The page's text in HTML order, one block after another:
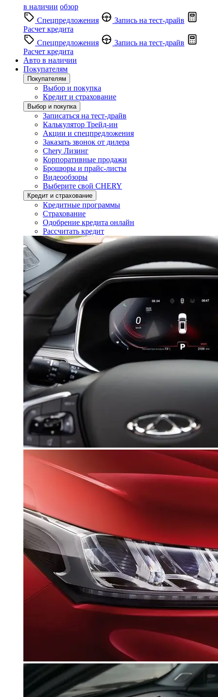
в наличии обзор
Спецпредложения
Запись на тест-драйв
Расчет кредита
Спецпредложения
Запись на тест-драйв
Расчет кредита
Авто в наличии
Покупателям
Покупателям
Выбор и покупка
Кредит и страхование
Выбор и покупка
Записаться на тест-драйв
Калькулятор Трейд-ин
Акции и спецпредложения
Заказать звонок от дилера
Chery Лизинг
Корпоративные продажи
Брошюры и прайс-листы
Видеообзоры
Выберите свой CHERY
Кредит и страхование
Кредитные программы
Страхование
Одобрение кредита онлайн
Рассчитать кредит